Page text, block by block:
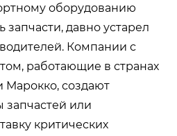
оборудованию
давно устарел
Компании с
работающие в странах
Марокко, создают
запчастей или
критических